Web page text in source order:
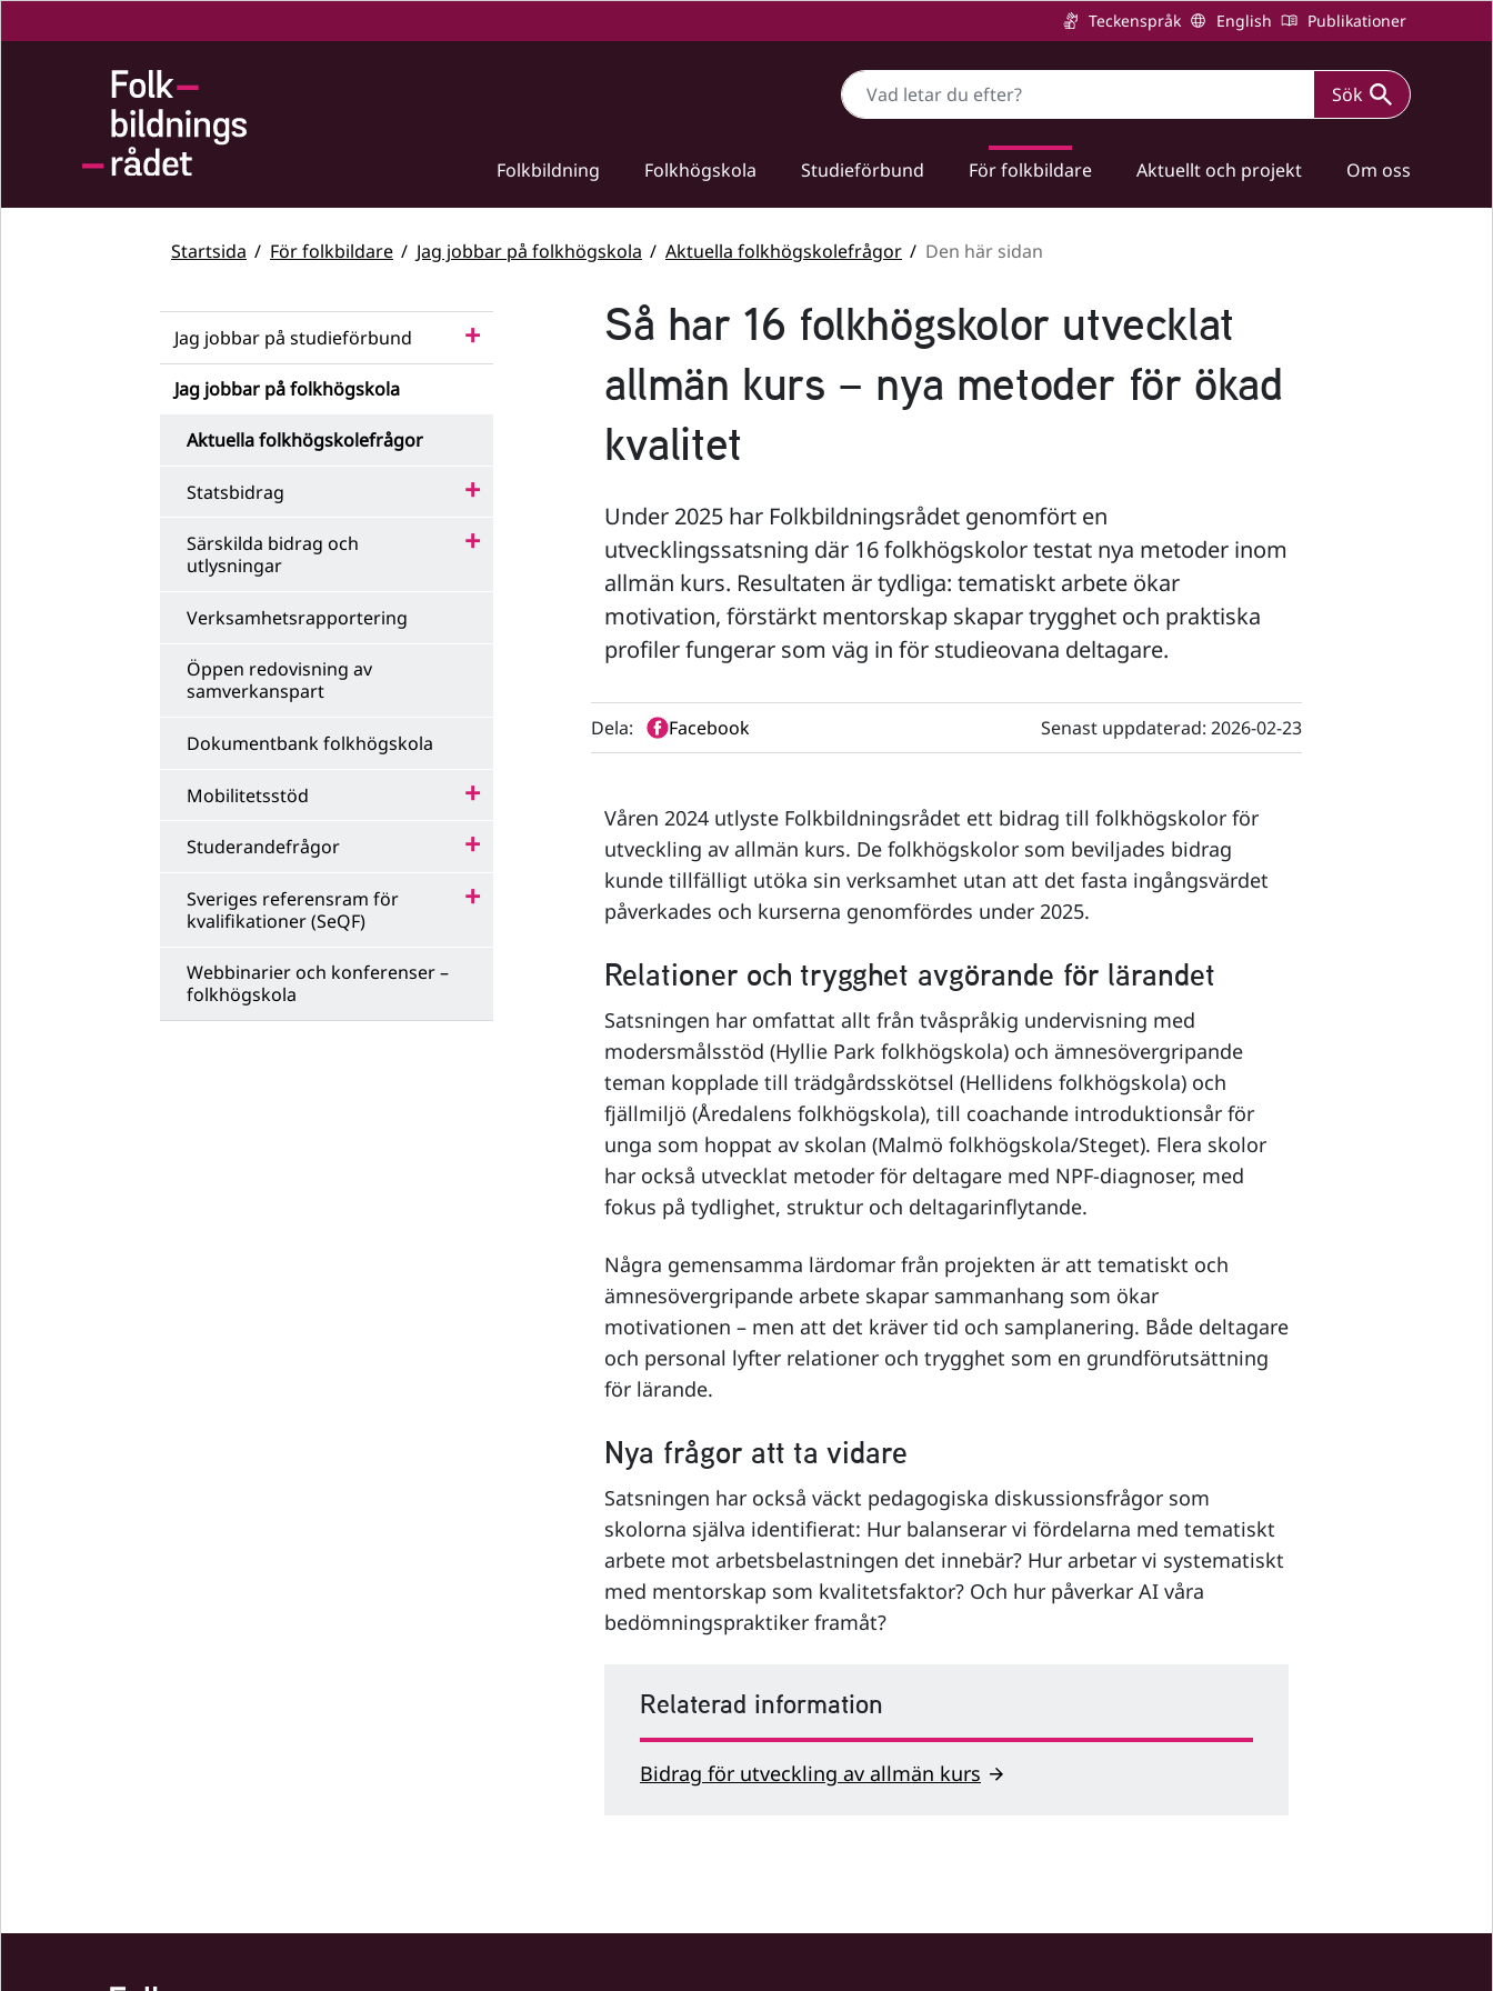
Teckenspråk English Publikationer
Sök Sök
Folkbildning Folkhögskola Studieförbund För folkbildare Aktuellt och projekt Om oss
Startsida För folkbildare Jag jobbar på folkhögskola Aktuella folkhögskolefrågor Den här sidan
Jag jobbar på studieförbund
Jag jobbar på folkhögskola
Aktuella folkhögskolefrågor
Statsbidrag
Särskilda bidrag och
utlysningar
Verksamhetsrapportering
Öppen redovisning av
samverkanspart
Dokumentbank folkhögskola
Mobilitetsstöd
Studerandefrågor
Sveriges referensram för
kvalifikationer (SeQF)
Webbinarier och konferenser –
folkhögskola
Så har 16 folkhögskolor utvecklat
allmän kurs – nya metoder för ökad
kvalitet
Under 2025 har Folkbildningsrådet genomfört en
utvecklingssatsning där 16 folkhögskolor testat nya metoder inom
allmän kurs. Resultaten är tydliga: tematiskt arbete ökar
motivation, förstärkt mentorskap skapar trygghet och praktiska
profiler fungerar som väg in för studieovana deltagare.
Dela: Facebook Senast uppdaterad: 2026-02-23
Våren 2024 utlyste Folkbildningsrådet ett bidrag till folkhögskolor för
utveckling av allmän kurs. De folkhögskolor som beviljades bidrag
kunde tillfälligt utöka sin verksamhet utan att det fasta ingångsvärdet
påverkades och kurserna genomfördes under 2025.
Relationer och trygghet avgörande för lärandet
Satsningen har omfattat allt från tvåspråkig undervisning med
modersmålsstöd (Hyllie Park folkhögskola) och ämnesövergripande
teman kopplade till trädgårdsskötsel (Hellidens folkhögskola) och
fjällmiljö (Åredalens folkhögskola), till coachande introduktionsår för
unga som hoppat av skolan (Malmö folkhögskola/Steget). Flera skolor
har också utvecklat metoder för deltagare med NPF-diagnoser, med
fokus på tydlighet, struktur och deltagarinflytande.
Några gemensamma lärdomar från projekten är att tematiskt och
ämnesövergripande arbete skapar sammanhang som ökar
motivationen – men att det kräver tid och samplanering. Både deltagare
och personal lyfter relationer och trygghet som en grundförutsättning
för lärande.
Nya frågor att ta vidare
Satsningen har också väckt pedagogiska diskussionsfrågor som
skolorna själva identifierat: Hur balanserar vi fördelarna med tematiskt
arbete mot arbetsbelastningen det innebär? Hur arbetar vi systematiskt
med mentorskap som kvalitetsfaktor? Och hur påverkar AI våra
bedömningspraktiker framåt?
Relaterad information
Bidrag för utveckling av allmän kurs